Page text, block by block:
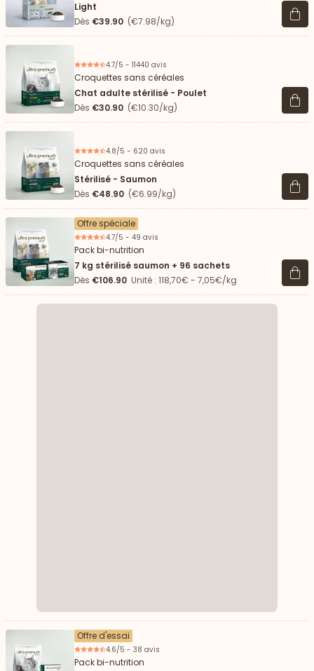
Light
Dès €39.90 (€7.98/kg) Voir
4.7/5 - 11440 avis
Croquettes sans céréales
Chat adulte stérilisé - Poulet
Dès €30.90 (€10.30/kg) Voir
4.8/5 - 620 avis
Croquettes sans céréales
Stérilisé - Saumon
Dès €48.90 (€6.99/kg) Voir
Offre spéciale
4.7/5 - 49 avis
Pack bi-nutrition
7 kg stérilisé saumon + 96 sachets
Dès €106.90 Unité : 118,70€ - 7,05€/kg Voir
Offre d'essai
4.6/5 - 38 avis
Pack bi-nutrition